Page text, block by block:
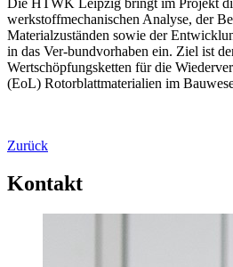
Die HTWK Leipzig bringt im Projekt
werkstoffmechanischen Analyse, der
Materialzuständen sowie der
in das Ver-bundvorhaben ein. Ziel ist
Wertschöpfungsketten für die
(EoL) Rotorblattmaterialien im
Zurück
Kontakt